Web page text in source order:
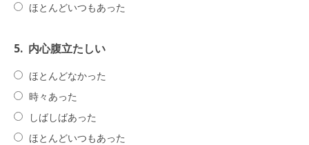
ほとんどいつもあった
5. 内心腹立たしい
ほとんどなかった
時々あった
しばしばあった
ほとんどいつもあった